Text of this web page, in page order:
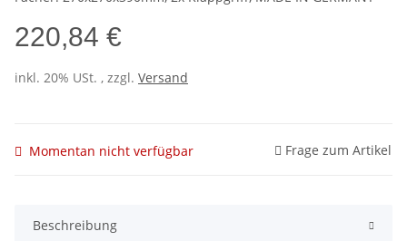
220,84 €
inkl. 20% USt. , zzgl. Versand
Momentan nicht verfügbar Frage zum Artikel
Beschreibung